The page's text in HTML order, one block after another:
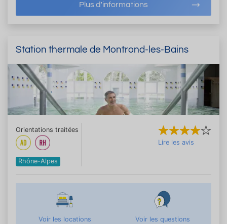
Plus d'informations
Station thermale de Montrond-les-Bains
Orientations traitées
Rhône-Alpes
Lire les avis
Voir les locations Voir les questions